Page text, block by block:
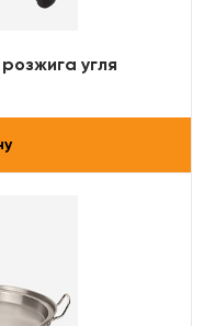
угля